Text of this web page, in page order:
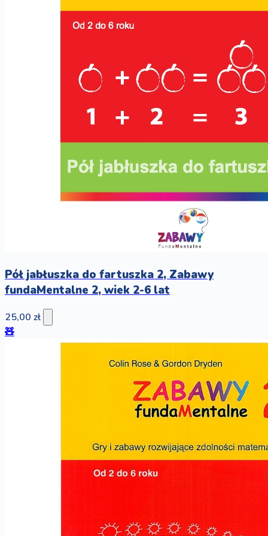
Pół jabłuszka do fartuszka 2, Zabawy
fundaMentalne 2, wiek 2-6 lat
25,00 zł
🧸